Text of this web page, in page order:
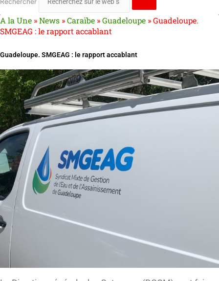
Rechercher
A la Une »News »Caraïbe »Guadeloupe »Guadeloupe.
SMGEAG : le rapport accablant
Guadeloupe. SMGEAG : le rapport accablant